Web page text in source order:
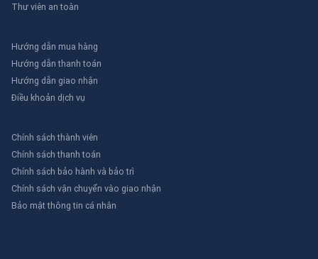
Thư viên an toàn
Hướng dẫn mua hàng
Hướng dẫn thanh toán
Hướng dẫn giao nhận
Điều khoản dịch vụ
Chính sách thành viên
Chính sách thanh toán
Chính sách bảo hành và bảo trì
Chính sách vận chuyển vào giao nhận
Bảo mật thông tin cá nhân